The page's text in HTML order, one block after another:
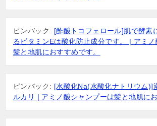
ピンバック: [酢酸トコフェロール]肌で酵素
るビタミンEは酸化防止成分です。 | アミ
髪と地肌におすすめです。
ピンバック: [水酸化Na(水酸化ナトリウム)]
ルカリ | アミノ酸シャンプーは髪と地肌に